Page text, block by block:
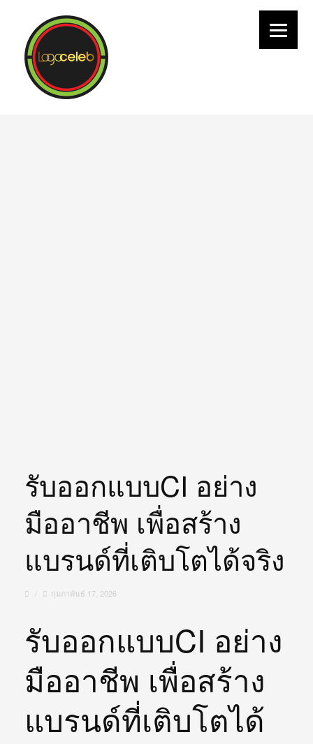
รับออกแบบCI อย่าง
มืออาชีพ เพื่อสร้าง
แบรนด์ที่เติบโตได้จริง
กุมภาพันธ์ 17, 2026
รับออกแบบCI อย่าง
มืออาชีพ เพื่อสร้าง
แบรนด์ที่เติบโตได้